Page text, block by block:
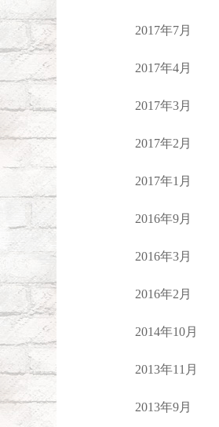
2017年7月
2017年4月
2017年3月
2017年2月
2017年1月
2016年9月
2016年3月
2016年2月
2014年10月
2013年11月
2013年9月